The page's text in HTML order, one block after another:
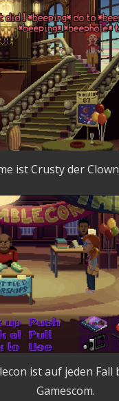
ist Crusty der
ist auf jeden Fall
Gamescom.